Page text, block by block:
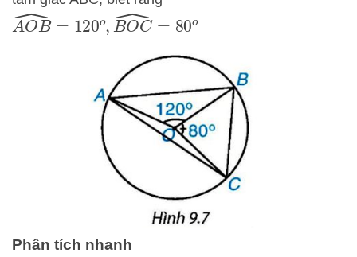
AOB^=120o BOC^ =80o
Phân tích nhanh